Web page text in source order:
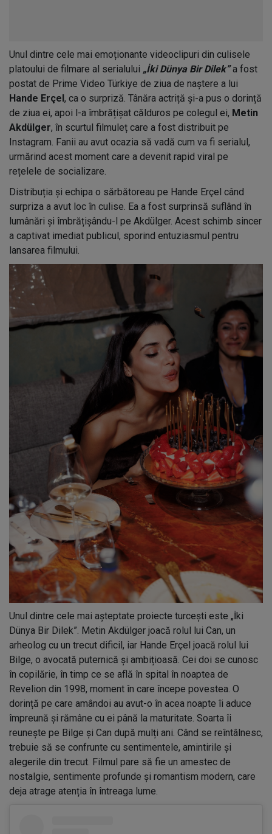
Unul dintre cele mai emoționante videoclipuri din culisele
platoului de filmare al serialului „İki Dünya Bir Dilek”a fost
postat de Prime Video Türkiye de ziua de naștere a lui
Hande Erçel , ca o surpriză. Tânăra actriță și-a pus o dorință
de ziua ei, apoi l-a îmbrățișat călduros pe colegul ei, Metin
Akdülger, în scurtul filmuleț care a fost distribuit pe
Instagram. Fanii au avut ocazia să vadă cum va fi serialul,
urmărind acest moment care a devenit rapid viral pe
rețelele de socializare.
Distribuția și echipa o sărbătoreau pe Hande Erçel când
surpriza a avut loc în culise. Ea a fost surprinsă suflând în
lumânări și îmbrățișându-l pe Akdülger. Acest schimb sincer
a captivat imediat publicul, sporind entuziasmul pentru
lansarea filmului.
Unul dintre cele mai așteptate proiecte turcești este „İki
Dünya Bir Dilek”. Metin Akdülger joacă rolul lui Can, un
arheolog cu un trecut dificil, iar Hande Erçel joacă rolul lui
Bilge, o avocată puternică și ambițioasă. Cei doi se cunosc
în copilărie, în timp ce se află în spital în noaptea de
Revelion din 1998, moment în care începe povestea. O
dorință pe care amândoi au avut-o în acea noapte îi aduce
împreună și rămâne cu ei până la maturitate. Soarta îi
reunește pe Bilge și Can după mulți ani. Când se reîntâlnesc,
trebuie să se confrunte cu sentimentele, amintirile și
alegerile din trecut. Filmul pare să fie un amestec de
nostalgie, sentimente profunde și romantism modern, care
deja atrage atenția în întreaga lume.